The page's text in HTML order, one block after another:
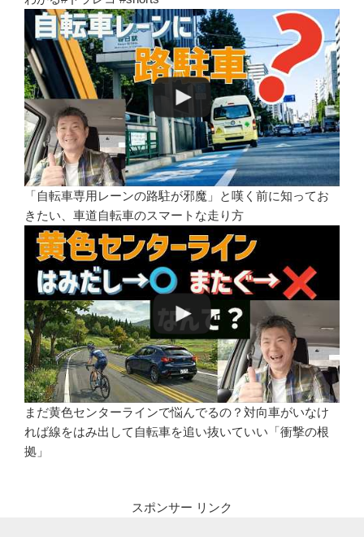
「自転車専用レーンの路駐が邪魔」と嘆く前に知ってお
きたい、車道自転車のスマートな走り方
まだ黄色センターラインで悩んでるの？対向車がいなけ
れば線をはみ出して自転車を追い抜いていい「衝撃の根
拠」
スポンサー リンク